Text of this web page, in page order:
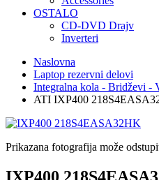
OSTALO
CD-DVD Drajv
Inverteri
Naslovna
Laptop rezervni delovi
Integralna kola - Bridževi -
ATI IXP400
Prikazana fotografija može